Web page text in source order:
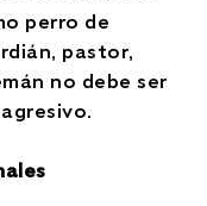
perro de
pastor,
no debe ser